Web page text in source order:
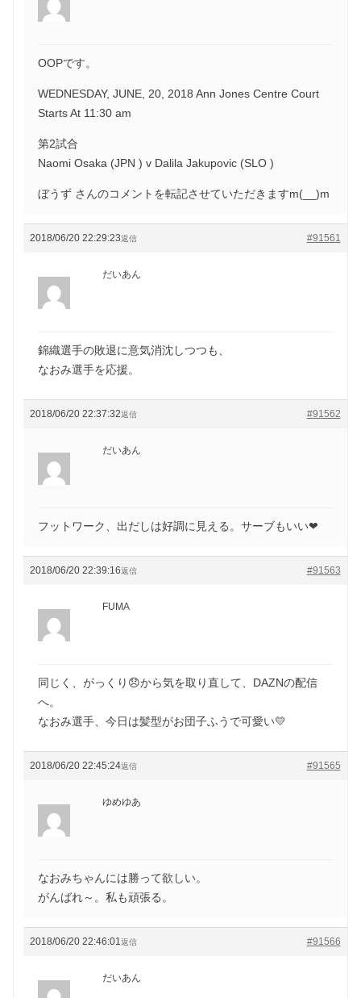
OOPです。
WEDNESDAY, JUNE, 20, 2018 Ann Jones Centre Court
Starts At 11:30 am
第2試合
Naomi Osaka (JPN ) v Dalila Jakupovic (SLO )
ぼうず さんのコメントを転記させていただきますm(__)m
2018/06/20 22:29:23 #91561
返信
だいあん
錦織選手の敗退に意気消沈しつつも、
なおみ選手を応援。
2018/06/20 22:37:32 #91562
返信
だいあん
フットワーク、出だしは好調に見える。サーブもいい❤
2018/06/20 22:39:16 #91563
返信
FUMA
同じく、がっくり😞から気を取り直して、DAZNの配信
へ。
なおみ選手、今日は髪型がお団子ふうで可愛い💛
2018/06/20 22:45:24 #91565
返信
ゆめゆあ
なおみちゃんには勝って欲しい。
がんばれ～。私も頑張る。
2018/06/20 22:46:01 #91566
返信
だいあん